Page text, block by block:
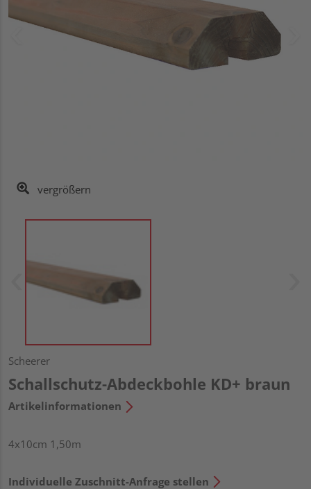
vergrößern
Scheerer
Schallschutz-Abdeckbohle KD+ braun
Artikelinformationen
4x10cm 1,50m
Individuelle Zuschnitt-Anfrage stellen